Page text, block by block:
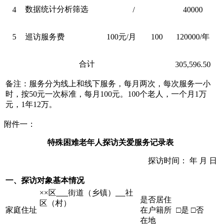
4 数据统计分析筛选 / 40000
5 巡访服务费 100元/月 100 120000/年
合计 305,596.50
备注：服务分为线上和线下服务，每月两次，每次服务一小
时，按50元一次标准，每月100元。100个老人，一个月1万
元，1年12万。
附件一：
特殊困难老年人探访关爱服务记录表
探访时间： 年 月 日
一、探访对象基本情况
家庭住址
××区 街道（乡镇）
社
区（村）
是否居住
在户籍所
在地
□是 □否